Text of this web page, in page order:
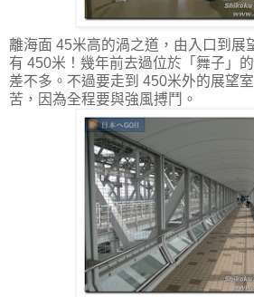
離海面 45米高的渦之道，由入口到展
有 450米！幾年前去過位於「舞子」
差不多。不過要走到 450米外的展望
苦，因為全程要與強風搏鬥。